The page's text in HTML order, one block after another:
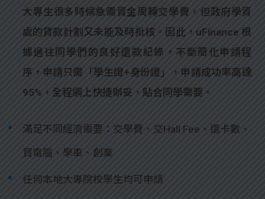
大專生很多時候急需資金周轉交學費，但政府學資
處的貸款計劃又未能及時批核。因此，uFinance 根
據過往同學們的良好還款紀錄，不斷簡化申請程
序，申請只需「學生證+身份證」，申請成功率高達
95%，全程網上快捷辦妥，貼合同學需要。
滿足不同經濟需要：交學費、交Hall Fee、還卡數、
買電腦、學車、創業
任何本地大專院校學生均可申請